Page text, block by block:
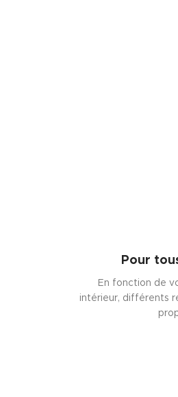
Pour
En fonction de
intérieur, différents